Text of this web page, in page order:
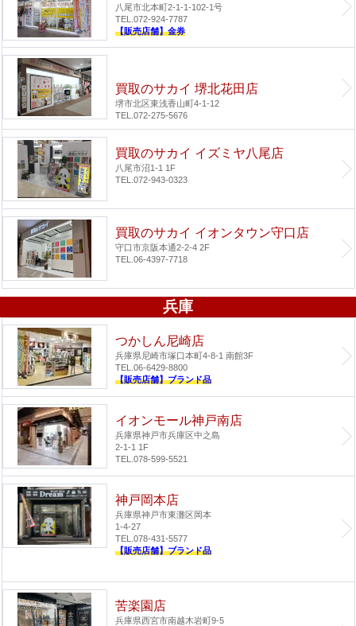
八尾市北本町2-1-1-102-1号
TEL.072-924-7787
【販売店舗】金券
買取のサカイ 堺北花田店
堺市北区東浅香山町4-1-12
TEL.072-275-5676
買取のサカイ イズミヤ八尾店
八尾市沼1-1 1F
TEL.072-943-0323
買取のサカイ イオンタウン守口店
守口市京阪本通2-2-4 2F
TEL.06-4397-7718
兵庫
つかしん尼崎店
兵庫県尼崎市塚口本町4-8-1 南館3F
TEL.06-6429-8800
【販売店舗】ブランド品
イオンモール神戸南店
兵庫県神戸市兵庫区中之島
2-1-1 1F
TEL.078-599-5521
神戸岡本店
兵庫県神戸市東灘区岡本
1-4-27
TEL.078-431-5577
【販売店舗】ブランド品
苦楽園店
兵庫県西宮市南越木岩町9-5